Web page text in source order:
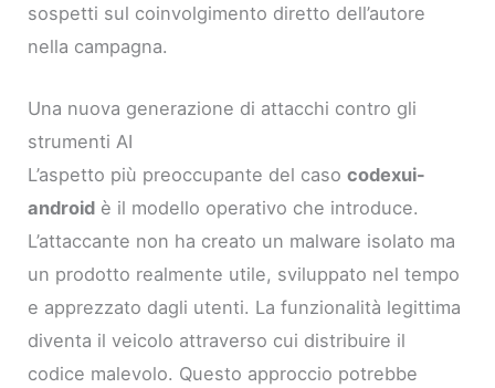
sospetti sul coinvolgimento diretto dell’autore
nella campagna.
Una nuova generazione di attacchi contro gli
strumenti AI
L’aspetto più preoccupante del casocodexui-
android è il modello operativo che introduce.
L’attaccante non ha creato un malware isolato ma
un prodotto realmente utile, sviluppato nel tempo
e apprezzato dagli utenti. La funzionalità legittima
diventa il veicolo attraverso cui distribuire il
codice malevolo. Questo approccio potrebbe